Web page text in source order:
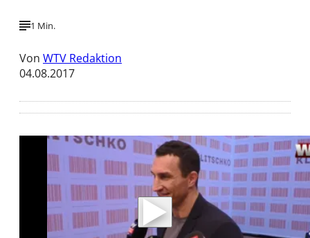
1 Min.
Von WTV Redaktion
04.08.2017
Mit der Wiedergabe dieses Videos werden
Daten an Youtube übertragen.
Hinweise dazu erhalten Sie in derDatenschutzerklärung .